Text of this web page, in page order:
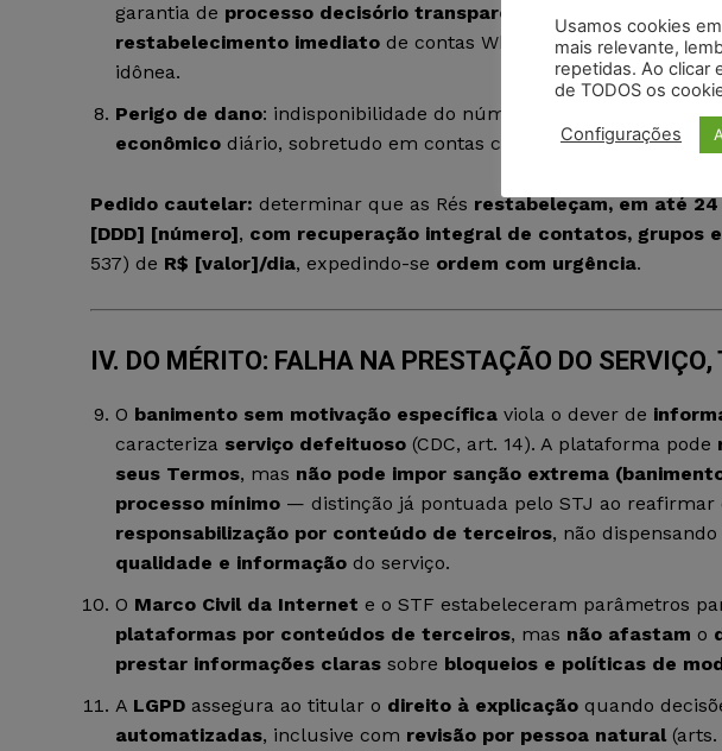
garantia de processo decisório transparente
restabelecimento imediato de contas WhatsApp/WhatsApp
idônea.
Perigo de dano: indisponibilidade do número interrompe
econômico diário, sobretudo em contas comerciais. A
Pedido cautelar: determinar que as Rés restabeleçam, em até
[DDD] [número], com recuperação integral de contatos, grupos
537) de R$ [valor]/dia, expedindo-se ordem com urgência.
IV. DO MÉRITO: FALHA NA PRESTAÇÃO DO
O banimento sem motivação específica viola o dever de
caracteriza serviço defeituoso (CDC, art. 14). A plataforma pode
seus Termos, mas não pode impor sanção extrema
processo mínimo — distinção já pontuada pelo STJ ao reafirmar
responsabilização por conteúdo de terceiros, não dispensando
qualidade e informação do serviço.
O Marco Civil da Internet e o STF estabeleceram parâmetros
plataformas por conteúdos de terceiros, mas não afastam o
prestar informações claras sobre bloqueios e políticas de
A LGPD assegura ao titular o direito à explicação quando
automatizadas, inclusive com revisão por pessoa natural(arts.
Usamos cookies
mais relevante,
repetidas. Ao clicar
de TODOS os
Configurações